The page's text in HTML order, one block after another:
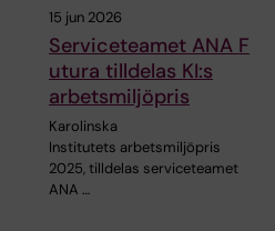
15 jun 2026
Serviceteamet ANA F
utura tilldelas KI:s
arbetsmiljöpris
Karolinska
Institutets arbetsmiljöpris
2025, tilldelas serviceteamet
ANA …